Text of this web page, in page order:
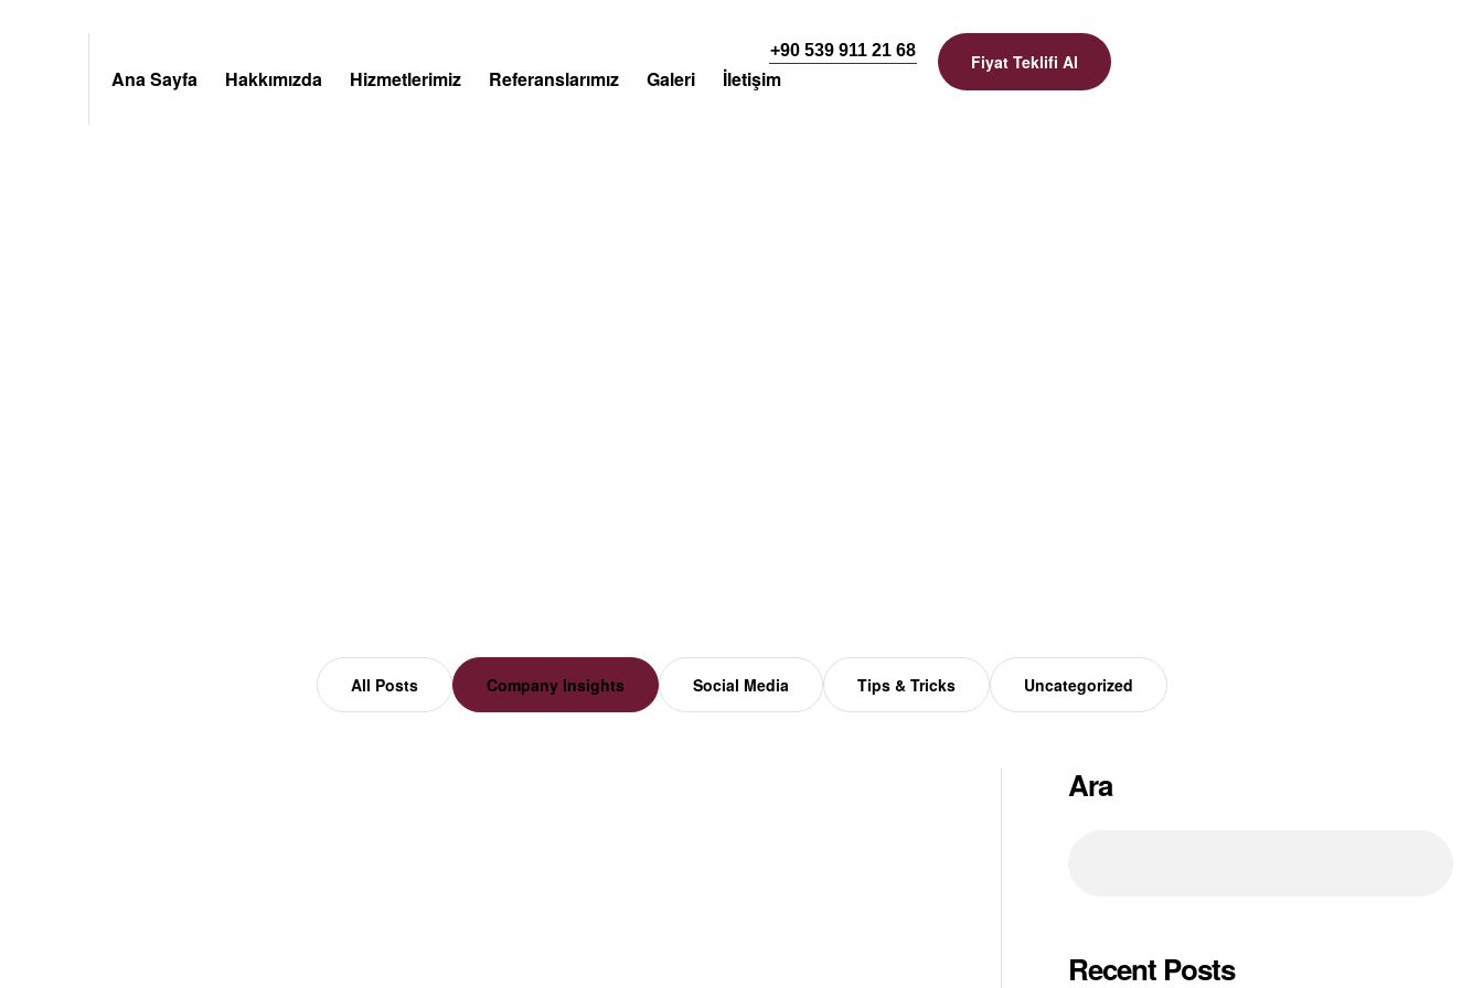
Ana Sayfa Hakkımızda Hizmetlerimiz Referanslarımız Galeri İletişim
+90 539 911 21 68
Fiyat Teklifi Al
All Posts Company Insights Social Media Tips & Tricks Uncategorized
Ara
Recent Posts